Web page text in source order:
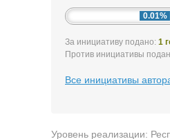
0.01%
За инициативу подано: 1
Против инициативы
Все инициативы
Уровень реализации: